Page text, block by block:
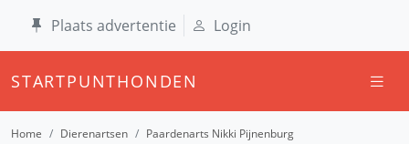
Plaats advertentie Login
STARTPUNTHONDEN
Home Dierenartsen Paardenarts Nikki Pijnenburg